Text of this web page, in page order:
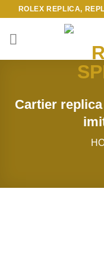
content
ROLEX REPLICA,
Cartier